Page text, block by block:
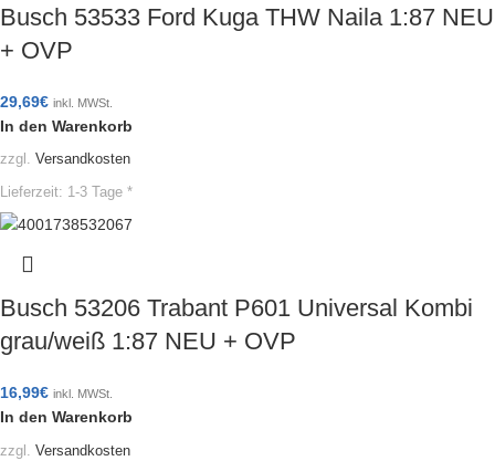
Busch 53533 Ford Kuga THW Naila 1:87 NEU
+ OVP
29,69€ inkl. MWSt.
In den Warenkorb
zzgl. Versandkosten
Lieferzeit: 1-3 Tage *
Busch 53206 Trabant P601 Universal Kombi
grau/weiß 1:87 NEU + OVP
16,99€ inkl. MWSt.
In den Warenkorb
zzgl. Versandkosten